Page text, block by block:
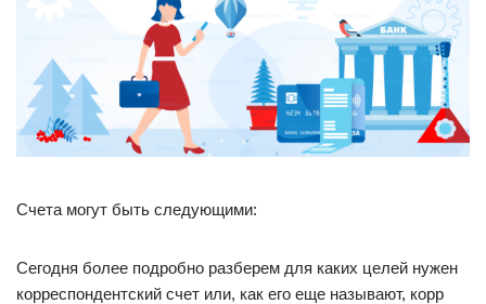
Счета могут быть следующими:
Сегодня более подробно разберем для каких целей нужен
корреспондентский счет или, как его еще называют, корр